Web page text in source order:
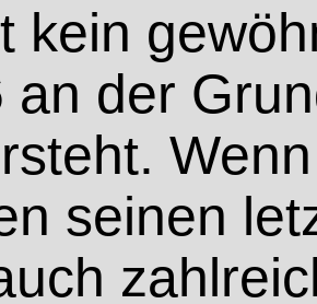
kein
an der
seinen